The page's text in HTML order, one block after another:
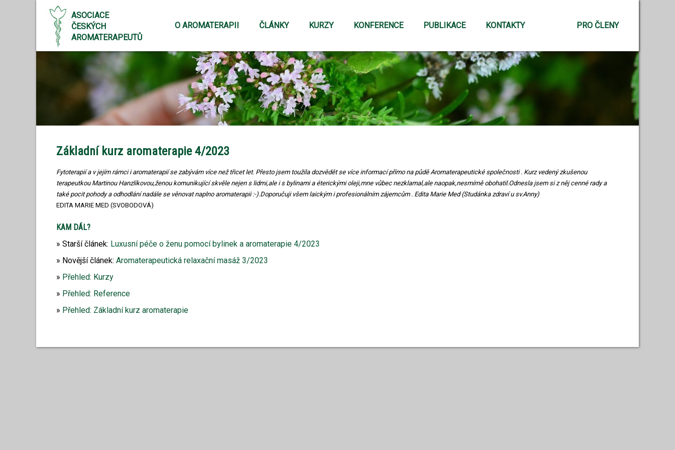
ASOCIACE
ČESKÝCH
AROMATERAPEUTŮ
O AROMATERAPII ČLÁNKY KURZY KONFERENCE PUBLIKACE KONTAKTY PRO ČLENY
Základní kurz aromaterapie 4/2023
Fytoterapií a v jejím rámci i aromaterapií se zabývám více než třicet let. Přesto jsem toužila dozvědět se více informací přímo na půdě Aromaterapeutické společnosti . Kurz vedený zkušenou
terapeutkou Martinou Hanzlíkovou,ženou komunikující skvěle nejen s lidmi,ale i s bylinami a éterickými oleji,mne vůbec nezklamal,ale naopak,nesmírně obohatil.Odnesla jsem si z něj cenné rady a
také pocit pohody a odhodlání nadále se věnovat naplno aromaterapii :-).Doporučuji všem laickým i profesionálním zájemcům . Edita Marie Med (Studánka zdraví u sv.Anny)
EDITA MARIE MED (SVOBODOVÁ)
KAM DÁL?
Starší článek: Luxusní péče o ženu pomocí bylinek a aromaterapie 4/2023
Novější článek: Aromaterapeutická relaxační masáž 3/2023
Přehled: Kurzy
Přehled: Reference
Přehled: Základní kurz aromaterapie